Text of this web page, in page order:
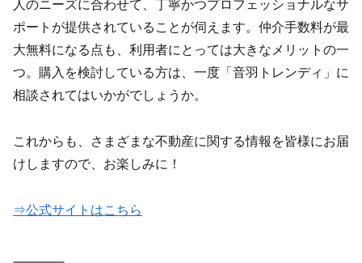
ポートが提供されていることが伺えます。仲介手数料が最
大無料になる点も、利用者にとっては大きなメリットの一
つ。購入を検討している方は、一度「音羽トレンディ」に
相談されてはいかがでしょうか。
これからも、さまざまな不動産に関する情報を皆様にお届
けしますので、お楽しみに！
⇒公式サイトはこちら